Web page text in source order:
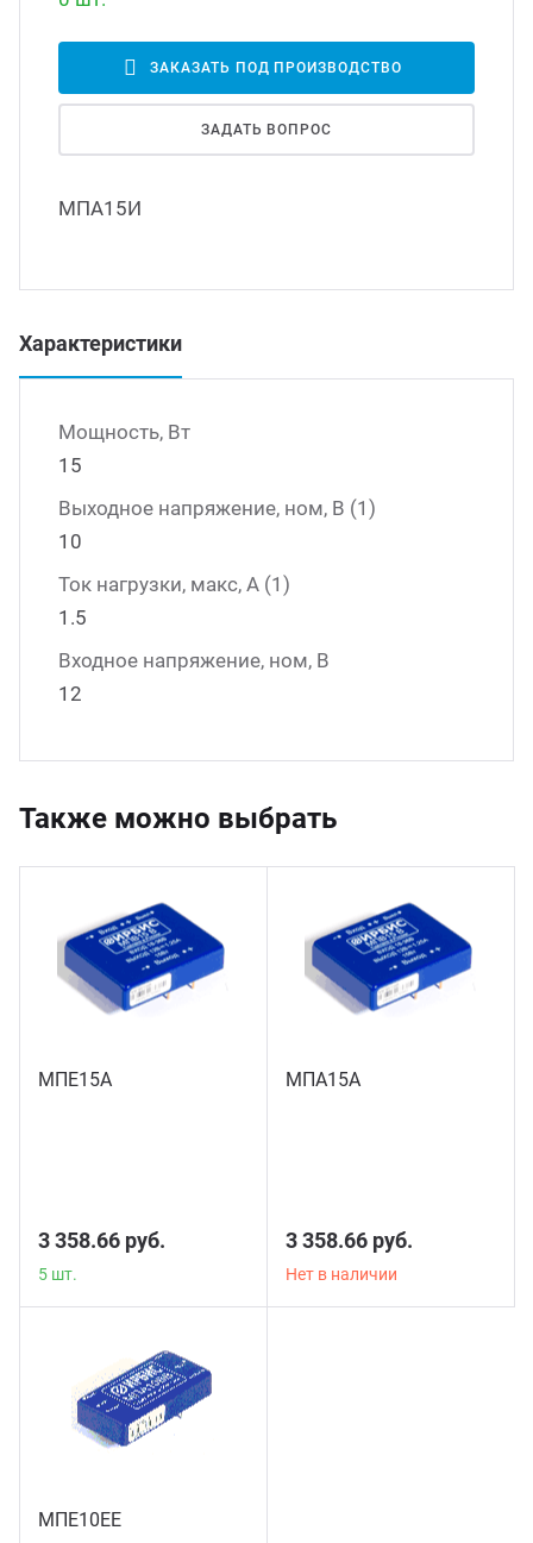
модули питания
DC преобразователи
AC инверторы
преобразователи
ЗАКАЗАТЬ ПОД ПРОИЗВОДСТВО
ЗАДАТЬ ВОПРОС
МПА15И
Характеристики
Мощность, Вт
15
Выходное напряжение, ном, В (1)
10
Ток нагрузки, макс, А (1)
1.5
Входное напряжение, ном, В
12
Также можно выбрать
МПЕ15А
3 358.66 руб.
5 шт.
МПА15А
3 358.66 руб.
Нет в наличии
МПЕ10ЕЕ